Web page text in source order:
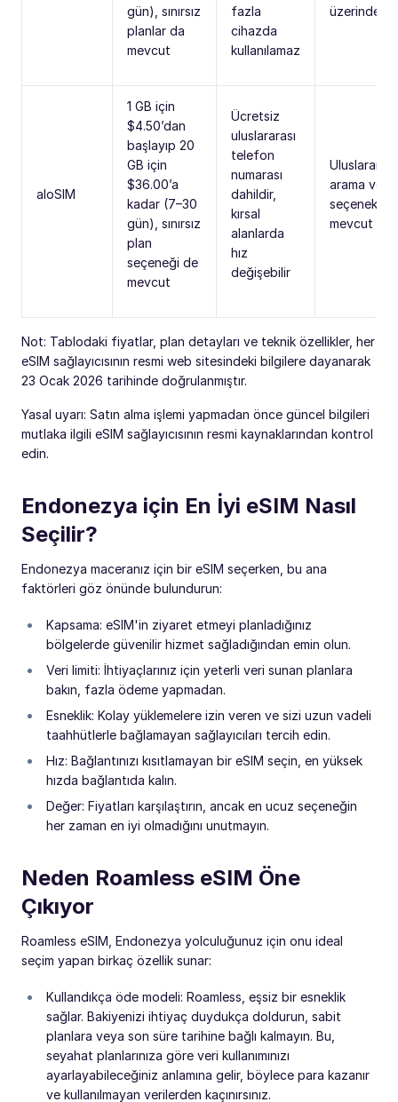
gün), sınırsız
planlar da
mevcut
fazla
cihazda
kullanılamaz
üzerinden)
aloSIM
1 GB için
$4.50’dan
başlayıp 20
GB için
$36.00’a
kadar (7–30
gün), sınırsız
plan
seçeneği de
mevcut
Ücretsiz
uluslararası
telefon
numarası
dahildir,
kırsal
alanlarda
hız
değişebilir
Uluslararası
arama ve
seçenekleri
mevcut
Not: Tablodaki fiyatlar, plan detayları ve teknik özellikler, her
eSIM sağlayıcısının resmi web sitesindeki bilgilere dayanarak
23 Ocak 2026 tarihinde doğrulanmıştır.
Yasal uyarı: Satın alma işlemi yapmadan önce güncel bilgileri
mutlaka ilgili eSIM sağlayıcısının resmi kaynaklarından kontrol
edin.
Endonezya için En İyi eSIM Nasıl
Seçilir?
Endonezya maceranız için bir eSIM seçerken, bu ana
faktörleri göz önünde bulundurun:
Kapsama: eSIM'in ziyaret etmeyi planladığınız
bölgelerde güvenilir hizmet sağladığından emin olun.
Veri limiti: İhtiyaçlarınız için yeterli veri sunan planlara
bakın, fazla ödeme yapmadan.
Esneklik: Kolay yüklemelere izin veren ve sizi uzun vadeli
taahhütlerle bağlamayan sağlayıcıları tercih edin.
Hız: Bağlantınızı kısıtlamayan bir eSIM seçin, en yüksek
hızda bağlantıda kalın.
Değer: Fiyatları karşılaştırın, ancak en ucuz seçeneğin
her zaman en iyi olmadığını unutmayın.
Neden Roamless eSIM Öne
Çıkıyor
Roamless eSIM, Endonezya yolculuğunuz için onu ideal
seçim yapan birkaç özellik sunar:
Kullandıkça öde modeli: Roamless, eşsiz bir esneklik
sağlar. Bakiyenizi ihtiyaç duydukça doldurun, sabit
planlara veya son süre tarihine bağlı kalmayın. Bu,
seyahat planlarınıza göre veri kullanımınızı
ayarlayabileceğiniz anlamına gelir, böylece para kazanır
ve kullanılmayan verilerden kaçınırsınız.